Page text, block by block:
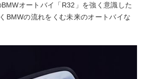
オートバイ「R32」を強く意識した
BMWの流れをくむ未来のオートバイな